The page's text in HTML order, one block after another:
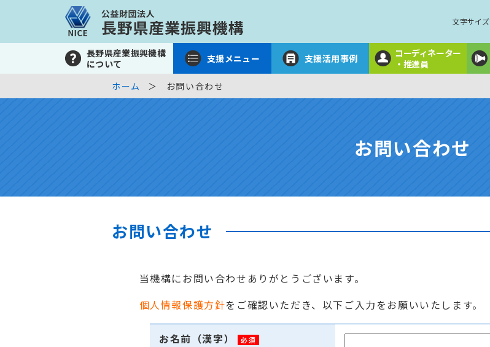
文字サイズ
長野県産業振興機構
について
支援メニュー 支援活用事例
コーディネーター
・推進員
ホーム お問い合わせ
お問い合わせ
お問い合わせ
当機構にお問い合わせありがとうございます。
個人情報保護方針をご確認いただき、以下ご入力をお願いいたします。
お名前（漢字） 必須